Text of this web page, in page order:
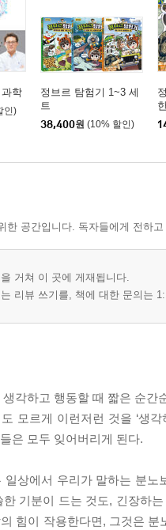
학
인)
정브르 탐험기 1~3 세
트
38,400원 (10% 할인)
한 공간입니다. 독자들에게 전하
거쳐 이 곳에 게재됩니다.
리뷰 쓰기를, 책에 대한 문의는
각하고 행동할 때 짧은 순
모르게 이런저런 것을 ‘생
은 모두 잊어버리게 된다.
일상에서 우리가 말하는 분
한 기분이 드는 것도, 긴장하
힘이 작용한다면, 그것은